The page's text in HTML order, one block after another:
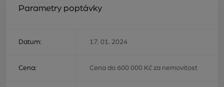
Parametry poptávky
Datum: 17. 01. 2024
Cena: Cena do 600 000 Kč za nemovitost